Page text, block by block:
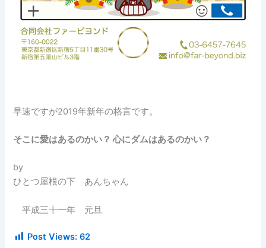
早速ですが2019年新年の格言です。
そこに愛はあるのかい？ 心にダムはあるのかい？
by
ひとつ屋根の下 あんちゃん
平成三十一年 元旦
Post Views: 62